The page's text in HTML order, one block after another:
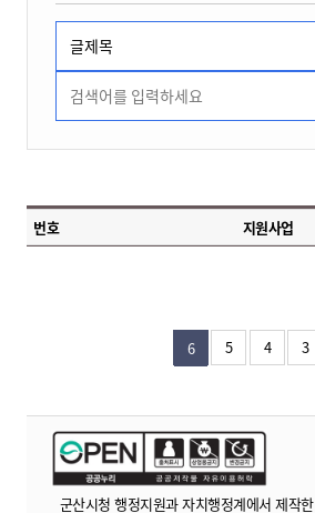
번호 지원사업
6 5 4 3
군산시청 행정지원과 자치행정계에서 제작한